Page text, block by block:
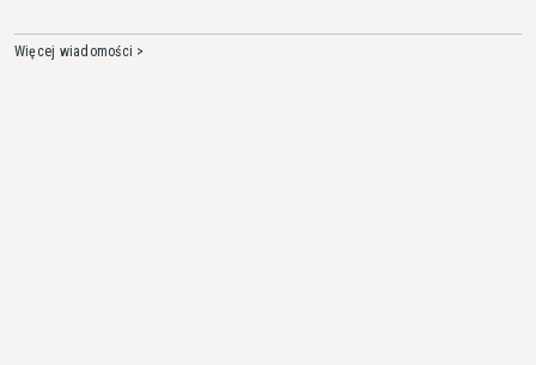
Więcej wiadomości >